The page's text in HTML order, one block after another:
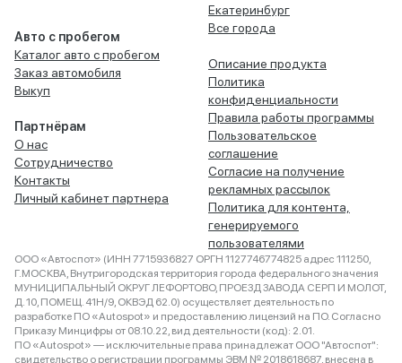
Авто с пробегом
Каталог авто с пробегом
Заказ автомобиля
Выкуп
Партнёрам
О нас
Сотрудничество
Контакты
Личный кабинет партнера
Екатеринбург
Все города
Описание продукта
Политика
конфиденциальности
Правила работы программы
Пользовательское
соглашение
Согласие на получение
рекламных рассылок
Политика для контента,
генерируемого
пользователями
ООО «Автоспот» (ИНН 7715936827 ОРГН 1127746774825 адрес 111250,
Г.МОСКВА, Внутригородская территория города федерального значения
МУНИЦИПАЛЬНЫЙ ОКРУГ ЛЕФОРТОВО, ПРОЕЗД ЗАВОДА СЕРП И МОЛОТ,
Д. 10, ПОМЕЩ. 41Н/9, ОКВЭД 62.0) осуществляет деятельность по
разработке ПО «Autospot» и предоставлению лицензий на ПО. Согласно
Приказу Минцифры от 08.10.22, вид деятельности (код): 2.01.
ПО «Autospot» — исключительные права принадлежат ООО "Автоспот":
свидетельство о регистрации программы ЭВМ № 2018618687, внесена в